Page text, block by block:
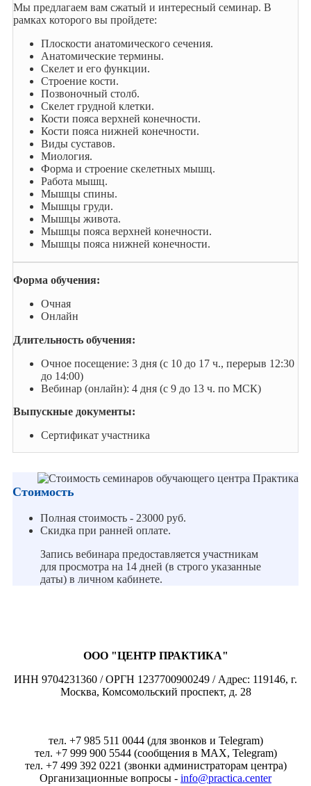
Мы предлагаем вам сжатый и интересный семинар. В
рамках которого вы пройдете:
Плоскости анатомического сечения.
Анатомические термины.
Скелет и его функции.
Строение кости.
Позвоночный столб.
Скелет грудной клетки.
Кости пояса верхней конечности.
Кости пояса нижней конечности.
Виды суставов.
Миология.
Форма и строение скелетных мышц.
Работа мышц.
Мышцы спины.
Мышцы груди.
Мышцы живота.
Мышцы пояса верхней конечности.
Мышцы пояса нижней конечности.
Форма обучения:
Очная
Онлайн
Длительность обучения:
Очное посещение: 3 дня (с 10 до 17 ч., перерыв 12:30
до 14:00)
Вебинар (онлайн): 4 дня (с 9 до 13 ч. по МСК)
Выпускные документы:
Сертификат участника
Стоимость
Полная стоимость - 23000 руб.
Скидка при ранней оплате.
Запись вебинара предоставляется участникам
для просмотра на 14 дней (в строго указанные
даты) в личном кабинете.
ООО "ЦЕНТР ПРАКТИКА"
ИНН 9704231360 / ОРГН 1237700900249 / Адрес: 119146, г.
Москва, Комсомольский проспект, д. 28
тел. +7 985 511 0044 (для звонков и Telegram)
тел. +7 999 900 5544 (сообщения в MAX, Telegram)
тел. +7 499 392 0221 (звонки администраторам центра)
Организационные вопросы - info@practica.center